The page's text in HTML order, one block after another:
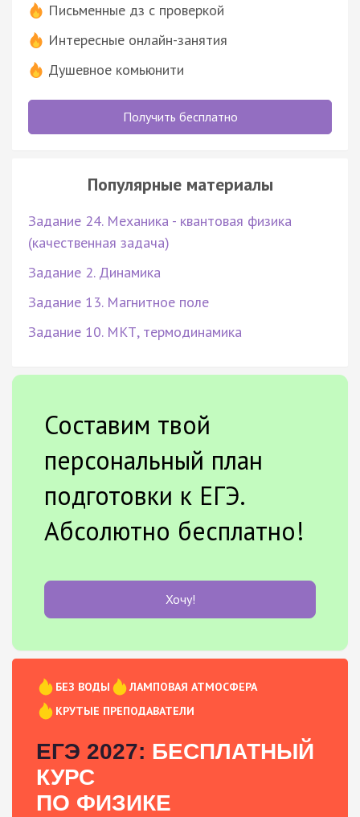
Письменные дз с проверкой
Интересные онлайн-занятия
Душевное комьюнити
Получить бесплатно
Популярные материалы
Задание 24. Механика - квантовая физика
(качественная задача)
Задание 2. Динамика
Задание 13. Магнитное поле
Задание 10. МКТ, термодинамика
Составим твой
персональный план
подготовки к ЕГЭ.
Абсолютно бесплатно!
Хочу!
БЕЗ ВОДЫ
ЛАМПОВАЯ АТМОСФЕРА
КРУТЫЕ ПРЕПОДАВАТЕЛИ
ЕГЭ 2027: БЕСПЛАТНЫЙ
КУРС
ПО ФИЗИКЕ